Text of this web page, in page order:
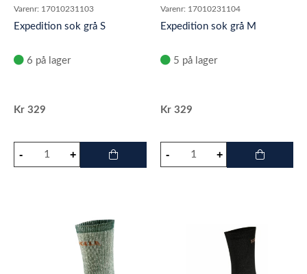
Varenr: 17010231103
Expedition sok grå S
6 på lager
Kr 329
Varenr: 17010231104
Expedition sok grå M
5 på lager
Kr 329